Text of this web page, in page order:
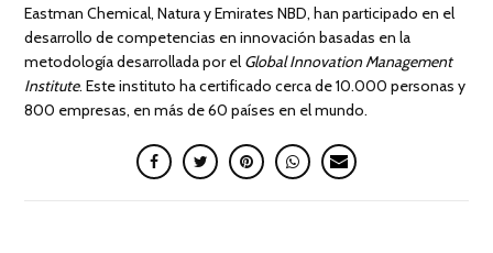
Eastman Chemical, Natura y Emirates NBD, han participado en el
desarrollo de competencias en innovación basadas en la
metodología desarrollada por el Global Innovation Management
Institute. Este instituto ha certificado cerca de 10.000 personas y
800 empresas, en más de 60 países en el mundo.